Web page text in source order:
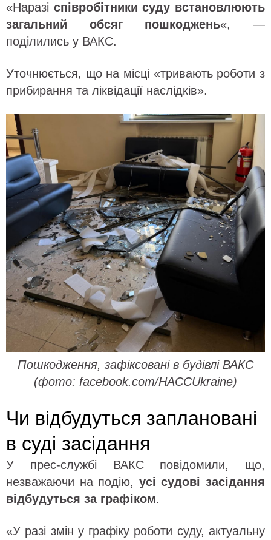
«Наразі співробітники суду встановлюють
загальний обсяг пошкоджень«, —
поділились у ВАКС.
Уточнюється, що на місці «тривають роботи з
прибирання та ліквідації наслідків».
Пошкодження, зафіксовані в будівлі ВАКС
(фото: facebook.com/HACCUkraine)
Чи відбудуться заплановані
в суді засідання
У прес-службі ВАКС повідомили, що,
незважаючи на подію, усі судові засідання
відбудуться за графіком.
«У разі змін у графіку роботи суду, актуальну